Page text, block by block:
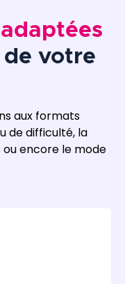
adaptées
de votre
aux formats
de difficulté, la
encore le mode